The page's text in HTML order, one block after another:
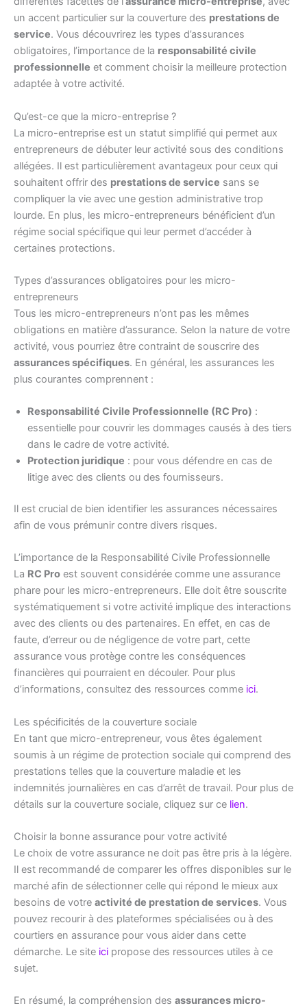
un accent particulier sur la couverture des prestations de
service. Vous découvrirez les types d’assurances
obligatoires, l’importance de la responsabilité civile
professionnelle et comment choisir la meilleure protection
adaptée à votre activité.
Qu’est-ce que la micro-entreprise ?
La micro-entreprise est un statut simplifié qui permet aux
entrepreneurs de débuter leur activité sous des conditions
allégées. Il est particulièrement avantageux pour ceux qui
souhaitent offrir des prestations de service sans se
compliquer la vie avec une gestion administrative trop
lourde. En plus, les micro-entrepreneurs bénéficient d’un
régime social spécifique qui leur permet d’accéder à
certaines protections.
Types d’assurances obligatoires pour les micro-
entrepreneurs
Tous les micro-entrepreneurs n’ont pas les mêmes
obligations en matière d’assurance. Selon la nature de votre
activité, vous pourriez être contraint de souscrire des
assurances spécifiques. En général, les assurances les
plus courantes comprennent :
Responsabilité Civile Professionnelle (RC Pro) :
essentielle pour couvrir les dommages causés à des tiers
dans le cadre de votre activité.
Protection juridique : pour vous défendre en cas de
litige avec des clients ou des fournisseurs.
Il est crucial de bien identifier les assurances nécessaires
afin de vous prémunir contre divers risques.
L’importance de la Responsabilité Civile Professionnelle
La RC Pro est souvent considérée comme une assurance
phare pour les micro-entrepreneurs. Elle doit être souscrite
systématiquement si votre activité implique des interactions
avec des clients ou des partenaires. En effet, en cas de
faute, d’erreur ou de négligence de votre part, cette
assurance vous protège contre les conséquences
financières qui pourraient en découler. Pour plus
d’informations, consultez des ressources comme ici.
Les spécificités de la couverture sociale
En tant que micro-entrepreneur, vous êtes également
soumis à un régime de protection sociale qui comprend des
prestations telles que la couverture maladie et les
indemnités journalières en cas d’arrêt de travail. Pour plus de
détails sur la couverture sociale, cliquez sur ce lien.
Choisir la bonne assurance pour votre activité
Le choix de votre assurance ne doit pas être pris à la légère.
Il est recommandé de comparer les offres disponibles sur le
marché afin de sélectionner celle qui répond le mieux aux
besoins de votre activité de prestation de services. Vous
pouvez recourir à des plateformes spécialisées ou à des
courtiers en assurance pour vous aider dans cette
démarche. Le site ici propose des ressources utiles à ce
sujet.
En résumé, la compréhension des assurances micro-